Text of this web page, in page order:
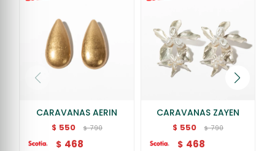
CARAVANAS AERIN
$ 550 $ 790
$ 468
CARAVANAS ZAYEN
$ 550 $ 790
$ 468